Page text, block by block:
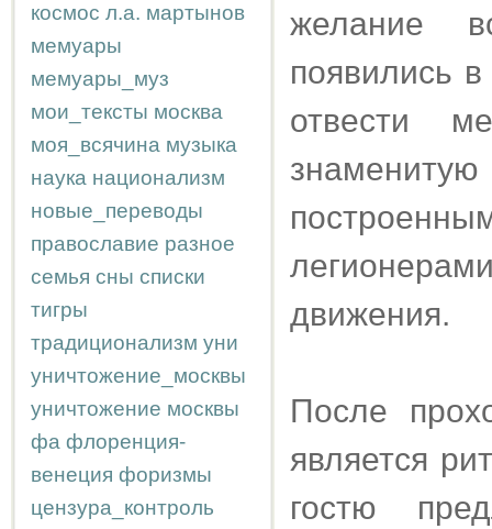
космос л.а. мартынов
мемуары
мемуары_муз
мои_тексты москва
моя_всячина музыка
наука национализм
новые_переводы
православие разное
семья сны списки
тигры
традиционализм уни
уничтожение_москвы
уничтожение москвы
фа флоренция-
венеция форизмы
цензура_контроль
желание
появились
отвести
движения.
После
является
гостю